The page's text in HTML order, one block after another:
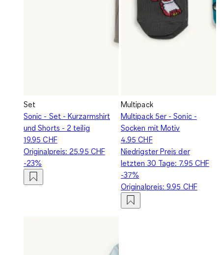
Set
Sonic - Set - Kurzarmshirt
und Shorts - 2 teilig
19.95 CHF
Originalpreis: 25.95 CHF
-23%
Multipack
Multipack 5er - Sonic -
Socken mit Motiv
4.95 CHF
Niedrigster Preis der
letzten 30 Tage: 7.95 CHF
-37%
Originalpreis:9.95 CHF